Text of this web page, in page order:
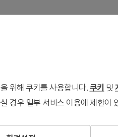
루 강조색과 그레이 톤의 기하
지 레이아웃을 제공하며, 제목·
의 연구발표, 기술세미나, 혁신
위해 쿠키를 사용합니다.쿠키 및
경우 일부 서비스 이용에 제한이